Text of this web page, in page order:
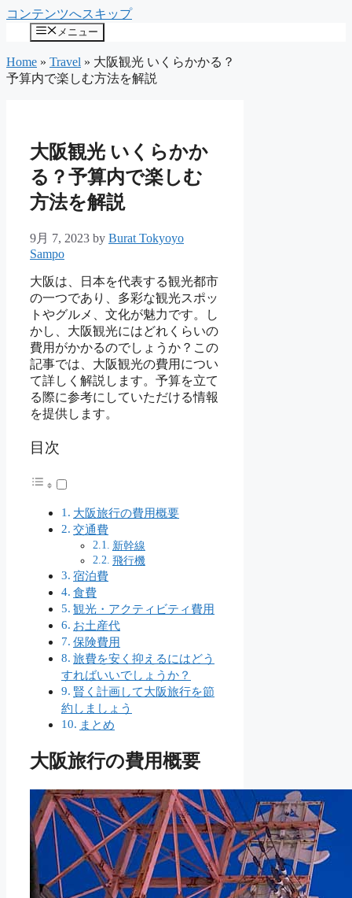
コンテンツへスキップ
メニュー
Home » Travel » 大阪観光 いくらかかる？
予算内で楽しむ方法を解説
大阪観光 いくらかか
る？予算内で楽しむ
方法を解説
9月 7, 2023 by Burat Tokyoyo
Sampo
大阪は、日本を代表する観光都市
の一つであり、多彩な観光スポッ
トやグルメ、文化が魅力です。し
かし、大阪観光にはどれくらいの
費用がかかるのでしょうか？この
記事では、大阪観光の費用につい
て詳しく解説します。予算を立て
る際に参考にしていただける情報
を提供します。
目次
大阪旅行の費用概要
交通費
新幹線
飛行機
宿泊費
食費
観光・アクティビティ費用
お土産代
保険費用
旅費を安く抑えるにはどう
すればいいでしょうか？
賢く計画して大阪旅行を節
約しましょう
まとめ
大阪旅行の費用概要